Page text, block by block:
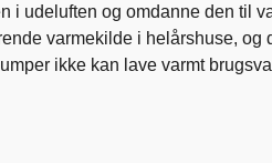
i udeluften og omdanne den til
varmekilde i helårshuse, og
ikke kan lave varmt